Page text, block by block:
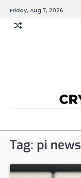
content
Friday, Aug 7, 2026
Tag: pi news